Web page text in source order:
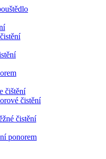
čištění
čistění
čistění
ponorem